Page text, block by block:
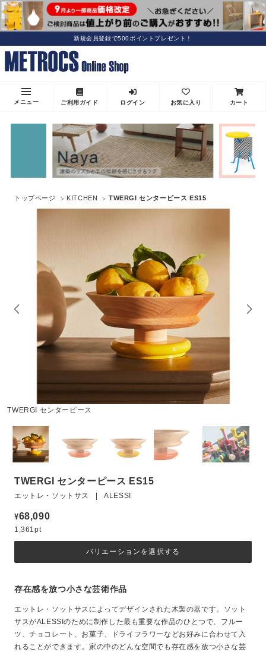
新規会員登録で500ポイントプレゼント！
メニュー ご利用ガイド ログイン お気に入り カート
トップページ KITCHEN TWERGI センターピース ES15
TWERGI センターピース
TWERGI センターピース ES15
エットレ・ソットサス | ALESSI
¥68,090
1,361pt
存在感を放つ小さな芸術作品
エットレ・ソットサスによってデザインされた木製の器です。ソット
サスがALESSIのために制作した最も重要な作品のひとつで、フルー
ツ、チョコレート、お菓子、ドライフラワーなどお好みに合わせて入
れることができます。家の中のどんな空間でも存在感を放つ小さな芸
バリエーションを選択する